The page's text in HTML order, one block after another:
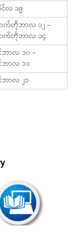
လ ၁၉
က်တိုဘာလ ၁၂ –
က်တိုဘာလ ၁၄
ဘာလ ၁၀ –
ဘာလ ၁၁
ဘာလ ၂၁